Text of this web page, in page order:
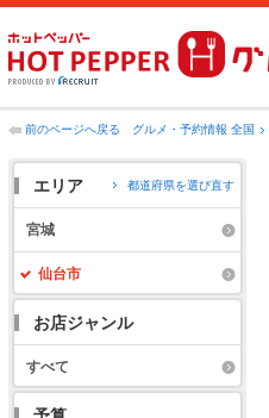
前のページへ戻る グルメ・予約情報 全国
エリア 都道府県を選び直す
宮城
仙台市
お店ジャンル
すべて